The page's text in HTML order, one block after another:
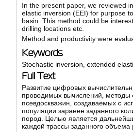
In the present paper, we reviewed
elastic inversion (EEI) for purpose
basin. This method could be
drilling locations etc.
Method and productivity were
Keywords
Stochastic inversion extended
Full Text
Развитие цифровых
проводимых вычислений, методы
псевдоскважин, создаваемых с
популяции заранее заданного
пород. Целью является
каждой трассы заданного объема